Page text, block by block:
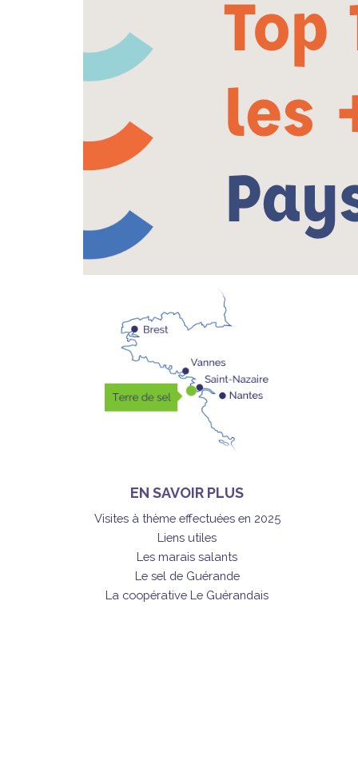
EN SAVOIR PLUS
Visites à thème effectuées en 2025
Liens utiles
Les marais salants
Le sel de Guérande
La coopérative Le Guérandais